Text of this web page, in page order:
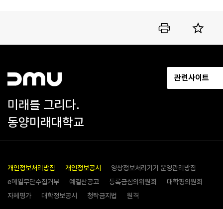
미래를 그리다.
동양미래대학교
관련사이트
개인정보처리방침 개인정보공시
영상정보처리기기 운영관리방침
e메일무단수집거부
예결산공고 등록금심의위원회
대학평의원회
자체평가
대학정보공시 청탁금지법 원격